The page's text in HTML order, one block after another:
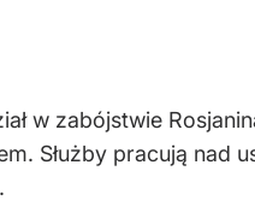
w zabójstwie
Służby pracują nad